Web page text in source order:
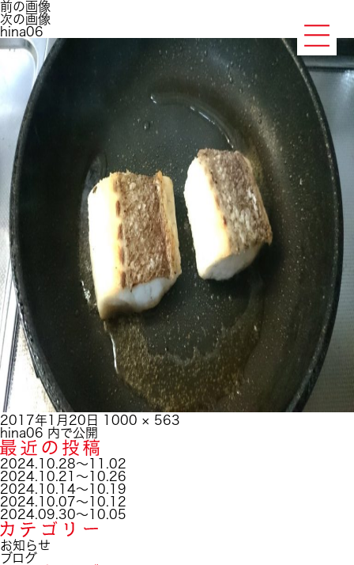
前の画像
次の画像
hina06
投
稿
日:
2017年1月20日
フ
イ
ズ
1000 × 563
投
稿
ナ
ビ
ゲ
ー
シ
ョ
ン
hina06 内で公開
2024.10.28～11.02
2024.10.21～10.26
2024.10.14～10.19
2024.10.07～10.12
2024.09.30～10.05
お知らせ
ブログ